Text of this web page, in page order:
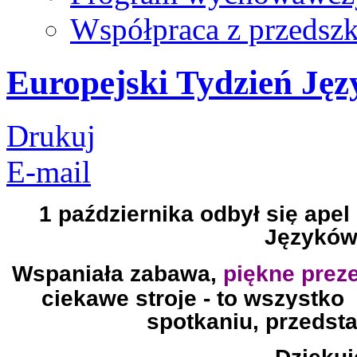
Współpraca z
Europejski Tydzień
Drukuj
E-mail
1 października odbył się
Wspaniała zabawa, piękne
ciekawe stroje - to wszystko
spotkaniu,